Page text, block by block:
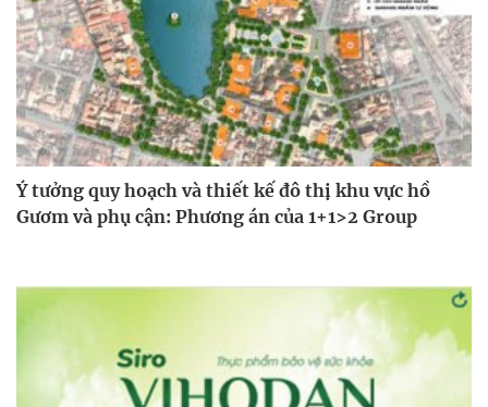
Ý tưởng quy hoạch và thiết kế đô thị khu vực hồ
Gươm và phụ cận: Phương án của 1+1>2 Group